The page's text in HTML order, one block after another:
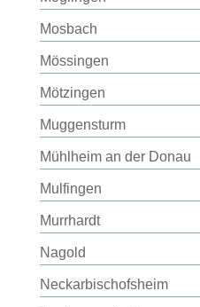
Mosbach
Mössingen
Mötzingen
Muggensturm
Mühlheim an der Donau
Mulfingen
Murrhardt
Nagold
Neckarbischofsheim